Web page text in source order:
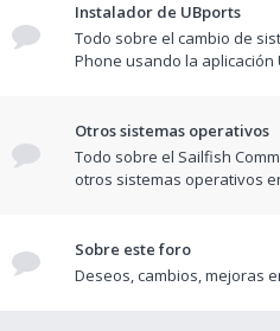
Instalador de UBports
Todo sobre el cambio de
Phone usando la aplicación
Otros sistemas operativos
Todo sobre el Sailfish
otros sistemas operativos
Sobre este foro
Deseos, cambios, mejoras